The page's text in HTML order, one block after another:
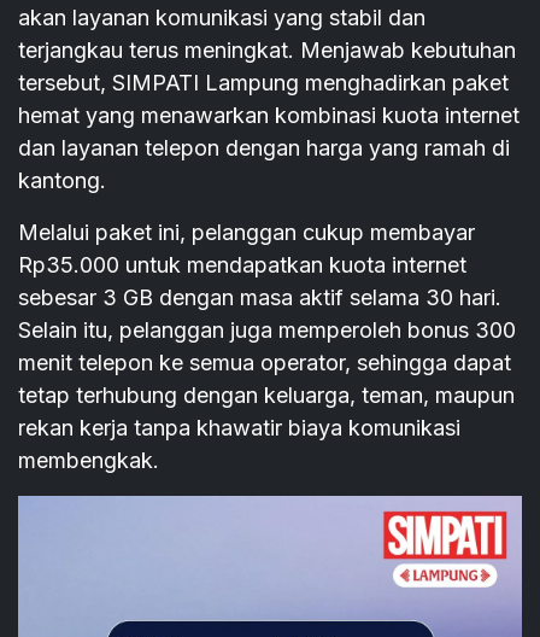
akan layanan komunikasi yang stabil dan
terjangkau terus meningkat. Menjawab kebutuhan
tersebut, SIMPATI Lampung menghadirkan paket
hemat yang menawarkan kombinasi kuota internet
dan layanan telepon dengan harga yang ramah di
kantong.
Melalui paket ini, pelanggan cukup membayar
Rp35.000 untuk mendapatkan kuota internet
sebesar 3 GB dengan masa aktif selama 30 hari.
Selain itu, pelanggan juga memperoleh bonus 300
menit telepon ke semua operator, sehingga dapat
tetap terhubung dengan keluarga, teman, maupun
rekan kerja tanpa khawatir biaya komunikasi
membengkak.